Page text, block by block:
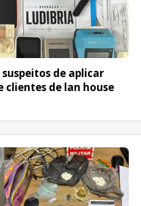
de aplicar
clientes de lan house